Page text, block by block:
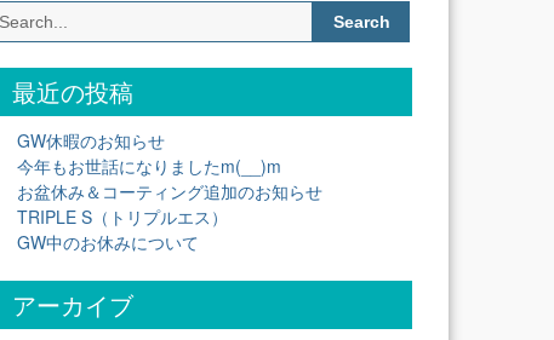
Search
for:
最近の投稿
GW休暇のお知らせ
今年もお世話になりましたm(__)m
お盆休み＆コーティング追加のお知らせ
TRIPLE S（トリプルエス）
GW中のお休みについて
アーカイブ